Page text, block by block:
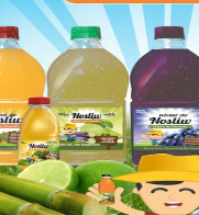
É ESFAQUEADO
BRASIL